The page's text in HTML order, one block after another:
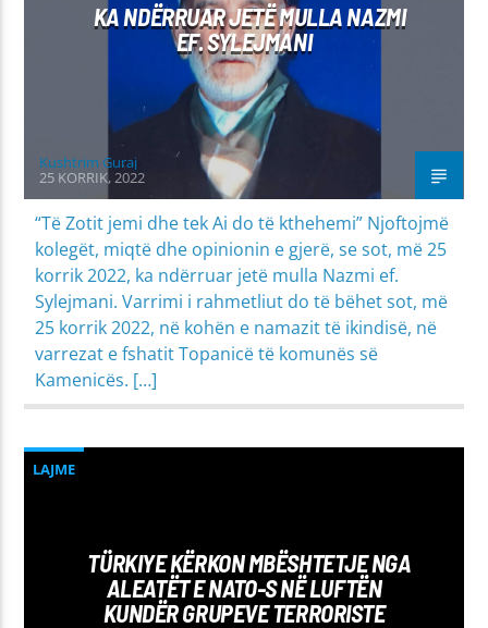
KA NDËRRUAR JETË MULLA NAZMI
EF. SYLEJMANI
Kushtrim Guraj
25 KORRIK, 2022
“Të Zotit jemi dhe tek Ai do të kthehemi” Njoftojmë
kolegët, miqtë dhe opinionin e gjerë, se sot, më 25
korrik 2022, ka ndërruar jetë mulla Nazmi ef.
Sylejmani. Varrimi i rahmetliut do të bëhet sot, më
25 korrik 2022, në kohën e namazit të ikindisë, në
varrezat e fshatit Topanicë të komunës së
Kamenicës. […]
LAJME
TÜRKIYE KËRKON MBËSHTETJE NGA
ALEATËT E NATO-S NË LUFTËN
KUNDËR GRUPEVE TERRORISTE